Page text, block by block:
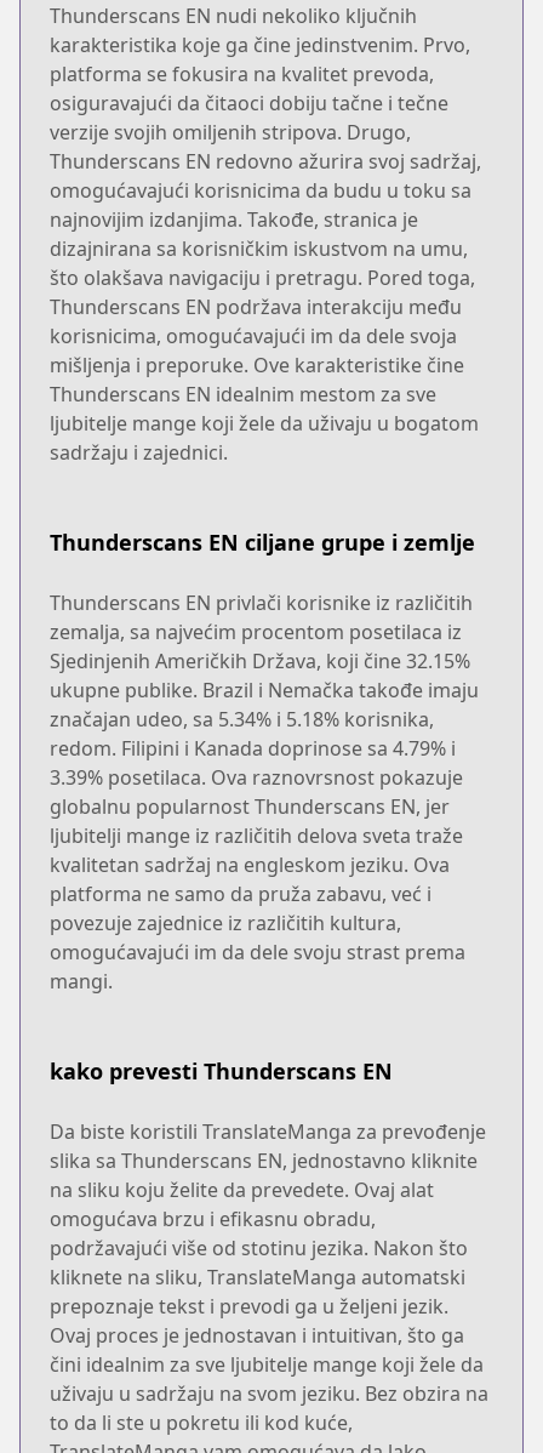
Thunderscans EN nudi nekoliko ključnih
karakteristika koje ga čine jedinstvenim. Prvo,
platforma se fokusira na kvalitet prevoda,
osiguravajući da čitaoci dobiju tačne i tečne
verzije svojih omiljenih stripova. Drugo,
Thunderscans EN redovno ažurira svoj sadržaj,
omogućavajući korisnicima da budu u toku sa
najnovijim izdanjima. Takođe, stranica je
dizajnirana sa korisničkim iskustvom na umu,
što olakšava navigaciju i pretragu. Pored toga,
Thunderscans EN podržava interakciju među
korisnicima, omogućavajući im da dele svoja
mišljenja i preporuke. Ove karakteristike čine
Thunderscans EN idealnim mestom za sve
ljubitelje mange koji žele da uživaju u bogatom
sadržaju i zajednici.
Thunderscans EN ciljane grupe i zemlje
Thunderscans EN privlači korisnike iz različitih
zemalja, sa najvećim procentom posetilaca iz
Sjedinjenih Američkih Država, koji čine 32.15%
ukupne publike. Brazil i Nemačka takođe imaju
značajan udeo, sa 5.34% i 5.18% korisnika,
redom. Filipini i Kanada doprinose sa 4.79% i
3.39% posetilaca. Ova raznovrsnost pokazuje
globalnu popularnost Thunderscans EN, jer
ljubitelji mange iz različitih delova sveta traže
kvalitetan sadržaj na engleskom jeziku. Ova
platforma ne samo da pruža zabavu, već i
povezuje zajednice iz različitih kultura,
omogućavajući im da dele svoju strast prema
mangi.
kako prevesti Thunderscans EN
Da biste koristili TranslateManga za prevođenje
slika sa Thunderscans EN, jednostavno kliknite
na sliku koju želite da prevedete. Ovaj alat
omogućava brzu i efikasnu obradu,
podržavajući više od stotinu jezika. Nakon što
kliknete na sliku, TranslateManga automatski
prepoznaje tekst i prevodi ga u željeni jezik.
Ovaj proces je jednostavan i intuitivan, što ga
čini idealnim za sve ljubitelje mange koji žele da
uživaju u sadržaju na svom jeziku. Bez obzira na
to da li ste u pokretu ili kod kuće,